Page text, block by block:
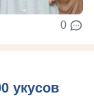
0
укусов